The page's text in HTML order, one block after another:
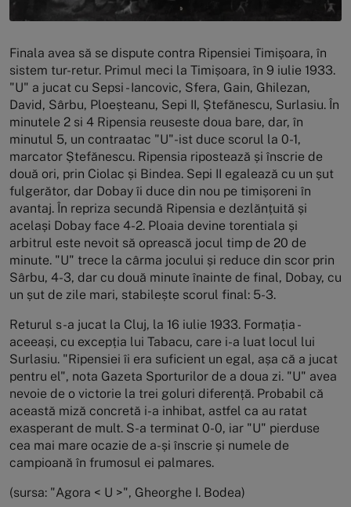
Finala avea să se dispute contra Ripensiei Timișoara, în
sistem tur-retur. Primul meci la Timișoara, în 9 iulie 1933.
"U" a jucat cu Sepsi - Iancovic, Sfera, Gain, Ghilezan,
David, Sârbu, Ploeșteanu, Sepi II, Ștefănescu, Surlasiu. În
minutele 2 si 4 Ripensia reuseste doua bare, dar, în
minutul 5, un contraatac "U"-ist duce scorul la 0-1,
marcator Ștefănescu. Ripensia ripostează și înscrie de
două ori, prin Ciolac și Bindea. Sepi II egalează cu un șut
fulgerător, dar Dobay îi duce din nou pe timișoreni în
avantaj. În repriza secundă Ripensia e dezlănțuită și
același Dobay face 4-2. Ploaia devine torentiala și
arbitrul este nevoit să oprească jocul timp de 20 de
minute. "U" trece la cârma jocului și reduce din scor prin
Sârbu, 4-3, dar cu două minute înainte de final, Dobay, cu
un șut de zile mari, stabilește scorul final: 5-3.
Returul s-a jucat la Cluj, la 16 iulie 1933. Formația -
aceeași, cu excepția lui Tabacu, care i-a luat locul lui
Surlasiu. "Ripensiei îi era suficient un egal, așa că a jucat
pentru el", nota Gazeta Sporturilor de a doua zi. "U" avea
nevoie de o victorie la trei goluri diferență. Probabil că
această miză concretă i-a inhibat, astfel ca au ratat
exasperant de mult. S-a terminat 0-0, iar "U" pierduse
cea mai mare ocazie de a-și înscrie și numele de
campioană în frumosul ei palmares.
(sursa: "Agora < U >", Gheorghe I. Bodea)